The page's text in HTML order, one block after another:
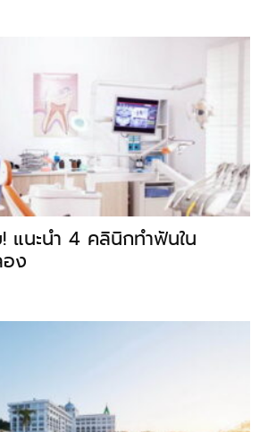
แนะนำ 4 คลินิกทำฟันใน
อง